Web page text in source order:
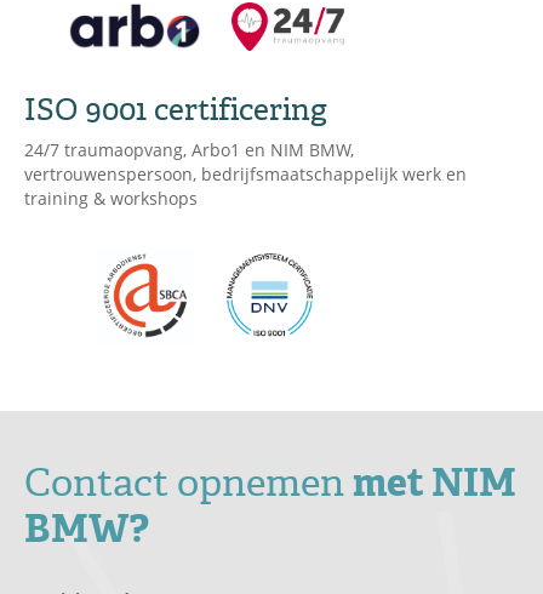
ISO 9001 certificering
24/7 traumaopvang, Arbo1 en NIM BMW,
vertrouwenspersoon, bedrijfsmaatschappelijk werk en
training & workshops
Contact opnemenmet NIM
BMW?